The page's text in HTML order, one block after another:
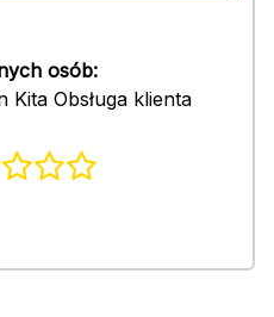
osób:
Kita Obsługa klienta